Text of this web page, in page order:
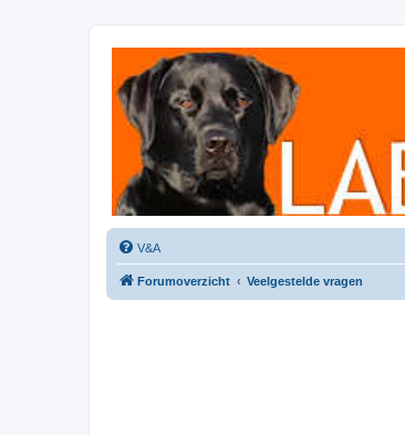
Labradorforum
Het gezelligste Labradorforum van Nederland en België!
V&A
Forumoverzicht Veelgestelde vragen